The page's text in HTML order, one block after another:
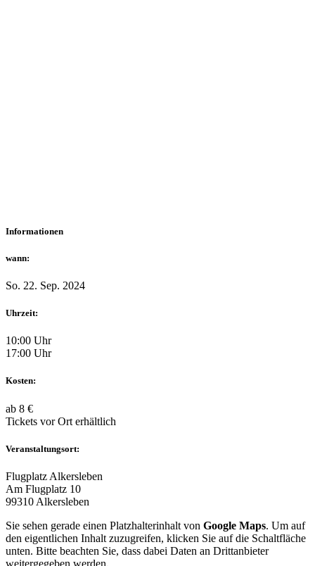
Informationen
wann:
So. 22. Sep. 2024
Uhrzeit:
10:00 Uhr
17:00 Uhr
Kosten:
ab 8 €
Tickets vor Ort erhältlich
Veranstaltungsort:
Flugplatz Alkersleben
Am Flugplatz 10
99310 Alkersleben
Sie sehen gerade einen Platzhalterinhalt von Google Maps. Um auf
den eigentlichen Inhalt zuzugreifen, klicken Sie auf die Schaltfläche
unten. Bitte beachten Sie, dass dabei Daten an Drittanbieter
weitergegeben werden.